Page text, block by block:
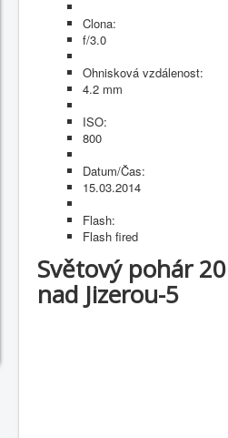
Clona:
f/3.0
Ohnisková vzdálenost:
4.2 mm
ISO:
800
Datum/Čas:
15.03.2014
Flash:
Flash fired
Světový pohár
nad Jizerou-5